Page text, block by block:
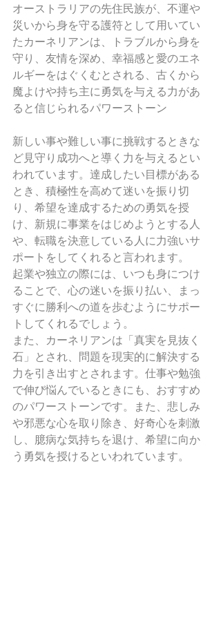
オーストラリアの先住民族が、不運や
災いから身を守る護符として用いてい
たカーネリアンは、トラブルから身を
守り、友情を深め、幸福感と愛のエネ
ルギーをはぐくむとされる、古くから
魔よけや持ち主に勇気を与える力があ
ると信じられるパワーストーン
新しい事や難しい事に挑戦するときな
ど見守り成功へと導く力を与えるとい
われています。達成したい目標がある
とき、積極性を高めて迷いを振り切
り、希望を達成するための勇気を授
け、新規に事業をはじめようとする人
や、転職を決意している人に力強いサ
ポートをしてくれると言われます。
起業や独立の際には、いつも身につけ
ることで、心の迷いを振り払い、まっ
すぐに勝利への道を歩むようにサポー
トしてくれるでしょう。
また、カーネリアンは「真実を見抜く
石」とされ、問題を現実的に解決する
力を引き出すとされます。仕事や勉強
で伸び悩んでいるときにも、おすすめ
のパワーストーンです。また、悲しみ
や邪悪な心を取り除き、好奇心を刺激
し、臆病な気持ちを退け、希望に向か
う勇気を授けるといわれています。